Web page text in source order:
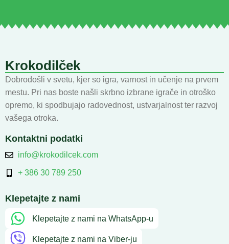
Krokodilček
Dobrodošli v svetu, kjer so igra, varnost in učenje na prvem
mestu. Pri nas boste našli skrbno izbrane igrače in otroško
opremo, ki spodbujajo radovednost, ustvarjalnost ter razvoj
vašega otroka.
Kontaktni podatki
info@krokodilcek.com
+ 386 30 789 250
Klepetajte z nami
Klepetajte z nami na WhatsApp-u
Klepetajte z nami na Viber-ju